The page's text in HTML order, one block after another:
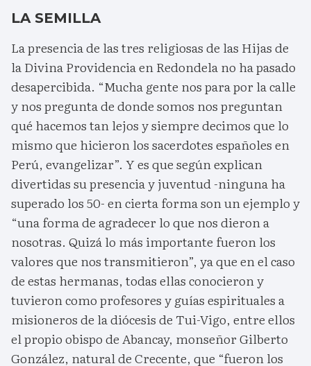
LA SEMILLA
La presencia de las tres religiosas de las Hijas de
la Divina Providencia en Redondela no ha pasado
desapercibida. “Mucha gente nos para por la calle
y nos pregunta de donde somos nos preguntan
qué hacemos tan lejos y siempre decimos que lo
mismo que hicieron los sacerdotes españoles en
Perú, evangelizar”. Y es que según explican
divertidas su presencia y juventud -ninguna ha
superado los 50- en cierta forma son un ejemplo y
“una forma de agradecer lo que nos dieron a
nosotras. Quizá lo más importante fueron los
valores que nos transmitieron”, ya que en el caso
de estas hermanas, todas ellas conocieron y
tuvieron como profesores y guías espirituales a
misioneros de la diócesis de Tui-Vigo, entre ellos
el propio obispo de Abancay, monseñor Gilberto
González, natural de Crecente, que “fueron los